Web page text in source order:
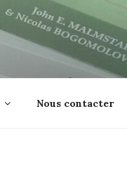
Nous contacter